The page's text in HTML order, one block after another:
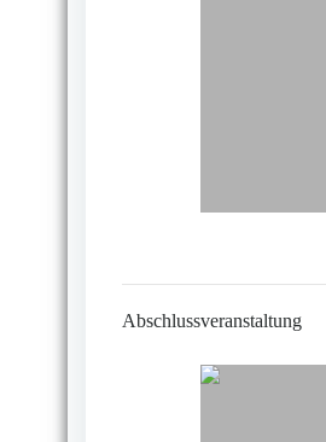
Abschlussveranstaltung